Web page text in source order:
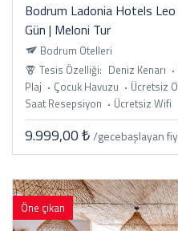
Bodrum Ladonia Hotels
Gün | Meloni Tur
Tesis Özelliği: Deniz Kenarı
Plaj
Çocuk Havuzu Ücretsiz
Saat Resepsiyon
Ücretsiz Wifi
Bodrum Otelleri
9.999,00 ₺/gecebaşlayan
Öne çıkan